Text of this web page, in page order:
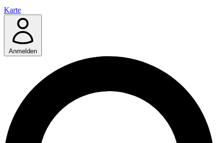
Karte
Anmelden